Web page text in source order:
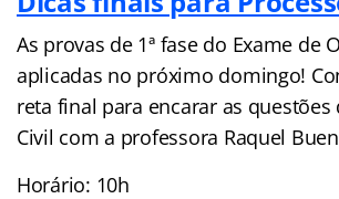
As provas de 1ª fase do Exame de
aplicadas no próximo domingo!
reta final para encarar as questões
Civil com a professora Raquel
Horário: 10h